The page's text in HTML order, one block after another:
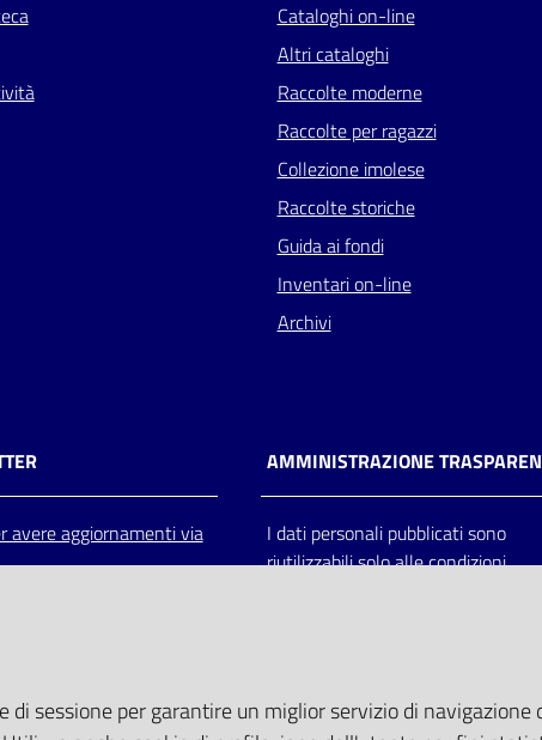
Cataloghi on-line
Altri cataloghi
Raccolte moderne
Raccolte per ragazzi
Collezione imolese
Raccolte storiche
Guida ai fondi
Inventari on-line
Archivi
avere aggiornamenti via
AMMINISTRAZIONE
I dati personali pubblicati sono
riutilizzabili solo alle condizioni
sessione per garantire un miglior servizio di